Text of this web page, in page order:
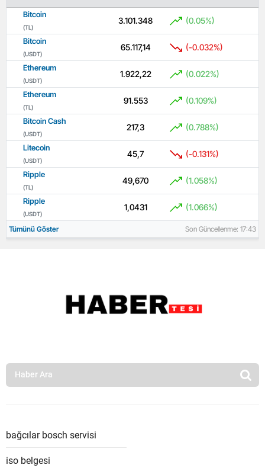
Bitcoin
(TL)
3.101.348 (0.05%)
Bitcoin
(USDT)
65.117,14 (-0.032%)
Ethereum
(USDT)
1.922,22 (0.022%)
Ethereum
(TL)
91.553 (0.109%)
Bitcoin Cash
(USDT)
217,3 (0.788%)
Litecoin
(USDT)
45,7 (-0.131%)
Ripple
(TL)
49,670 (1.058%)
Ripple
(USDT)
1,0431 (1.066%)
Tümünü Göster Son Güncellenme: 17:43
bağcılar bosch servisi
iso belgesi